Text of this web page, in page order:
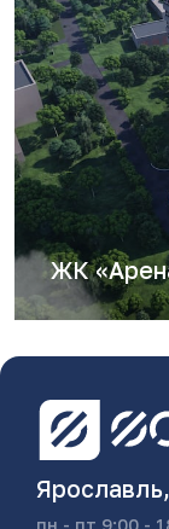
ЖК
пн - пт 9:00 -